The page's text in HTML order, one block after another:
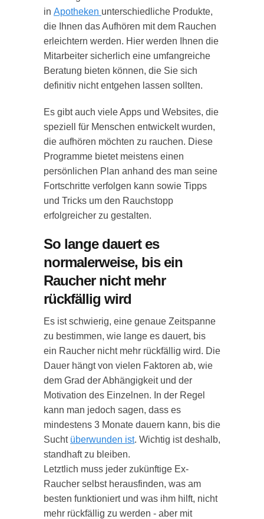
in Apotheken unterschiedliche Produkte,
die Ihnen das Aufhören mit dem Rauchen
erleichtern werden. Hier werden Ihnen die
Mitarbeiter sicherlich eine umfangreiche
Beratung bieten können, die Sie sich
definitiv nicht entgehen lassen sollten.
Es gibt auch viele Apps und Websites, die
speziell für Menschen entwickelt wurden,
die aufhören möchten zu rauchen. Diese
Programme bietet meistens einen
persönlichen Plan anhand des man seine
Fortschritte verfolgen kann sowie Tipps
und Tricks um den Rauchstopp
erfolgreicher zu gestalten.
So lange dauert es
normalerweise, bis ein
Raucher nicht mehr
rückfällig wird
Es ist schwierig, eine genaue Zeitspanne
zu bestimmen, wie lange es dauert, bis
ein Raucher nicht mehr rückfällig wird. Die
Dauer hängt von vielen Faktoren ab, wie
dem Grad der Abhängigkeit und der
Motivation des Einzelnen. In der Regel
kann man jedoch sagen, dass es
mindestens 3 Monate dauern kann, bis die
Sucht überwunden ist. Wichtig ist deshalb,
standhaft zu bleiben.
Letztlich muss jeder zukünftige Ex-
Raucher selbst herausfinden, was am
besten funktioniert und was ihm hilft, nicht
mehr rückfällig zu werden - aber mit